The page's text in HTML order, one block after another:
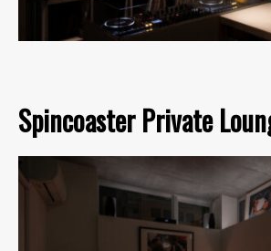
Spincoaster Private